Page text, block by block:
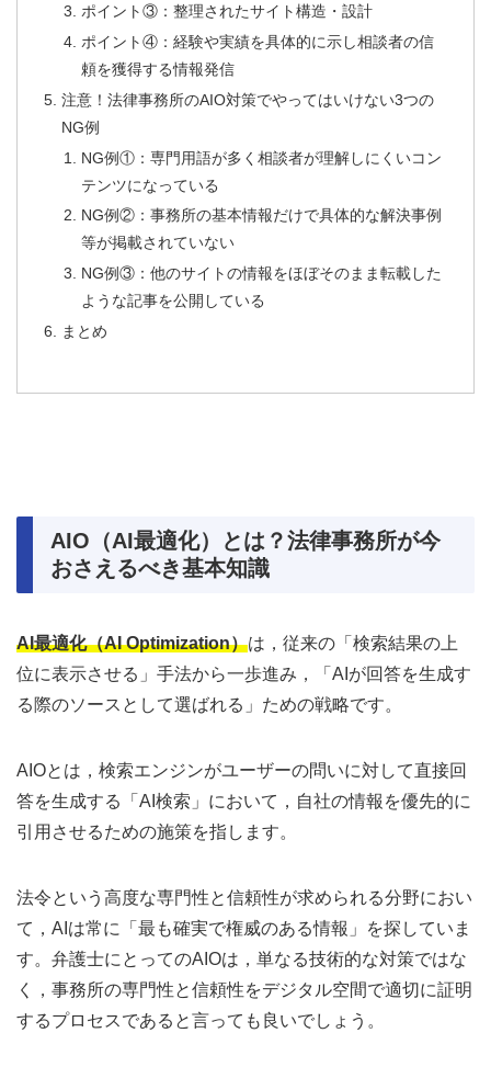
ポイント③：整理されたサイト構造・設計
ポイント④：経験や実績を具体的に示し相談者の信
頼を獲得する情報発信
注意！法律事務所のAIO対策でやってはいけない3つの
NG例
NG例①：専門用語が多く相談者が理解しにくいコン
テンツになっている
NG例②：事務所の基本情報だけで具体的な解決事例
等が掲載されていない
NG例③：他のサイトの情報をほぼそのまま転載した
ような記事を公開している
まとめ
AIO（AI最適化）とは？法律事務所が今
おさえるべき基本知識
AI最適化（AI Optimization）は，従来の「検索結果の上
位に表示させる」手法から一歩進み，「AIが回答を生成す
る際のソースとして選ばれる」ための戦略です。
AIOとは，検索エンジンがユーザーの問いに対して直接回
答を生成する「AI検索」において，自社の情報を優先的に
引用させるための施策を指します。
法令という高度な専門性と信頼性が求められる分野におい
て，AIは常に「最も確実で権威のある情報」を探していま
す。弁護士にとってのAIOは，単なる技術的な対策ではな
く，事務所の専門性と信頼性をデジタル空間で適切に証明
するプロセスであると言っても良いでしょう。